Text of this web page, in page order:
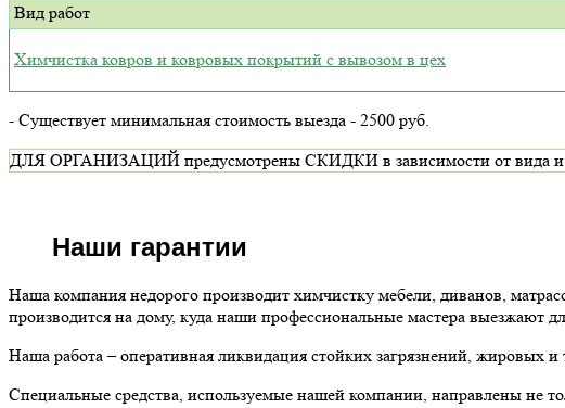
Вид работ
Химчистка ковров и ковровых покрытий с вывозом в цех
- Существует минимальная стоимость выезда - 2500 руб.
ДЛЯ ОРГАНИЗАЦИЙ предусмотрены СКИДКИ в зависимости от вида и
Наши гарантии
Наша компания недорого производит химчистку мебели, диванов,
производится на дому, куда наши профессиональные мастера выезжают
Наша работа – оперативная ликвидация стойких загрязнений, жировых
Специальные средства, используемые нашей компании, направлены не